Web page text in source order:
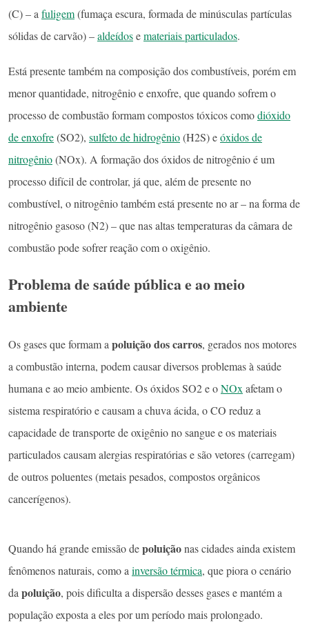
(C) – afuligem(fumaça escura, formada de minúsculas partículas
sólidas de carvão) –aldeídosemateriais particulados.
Está presente também na composição dos combustíveis, porém em
menor quantidade, nitrogênio e enxofre, que quando sofrem o
processo de combustão formam compostos tóxicos comodióxido
de enxofre(SO2), sulfeto de hidrogênio(H2S) eóxidos de
nitrogênio(NOx). A formação dos óxidos de nitrogênio é um
processo difícil de controlar, já que, além de presente no
combustível, o nitrogênio também está presente no ar – na forma de
nitrogênio gasoso (N2) – que nas altas temperaturas da câmara de
combustão pode sofrer reação com o oxigênio.
Problema de saúde pública e ao meio
ambiente
Os gases que formam a poluição dos carros, gerados nos motores
a combustão interna, podem causar diversos problemas à saúde
humana e ao meio ambiente. Os óxidos SO2 e oNOx afetam o
sistema respiratório e causam a chuva ácida, o CO reduz a
capacidade de transporte de oxigênio no sangue e os materiais
particulados causam alergias respiratórias e são vetores (carregam)
de outros poluentes (metais pesados, compostos orgânicos
cancerígenos).
Quando há grande emissão depoluiçãonas cidades ainda existem
fenômenos naturais, como a inversão térmica, que piora o cenário
da poluição, pois dificulta a dispersão desses gases e mantém a
população exposta a eles por um período mais prolongado.